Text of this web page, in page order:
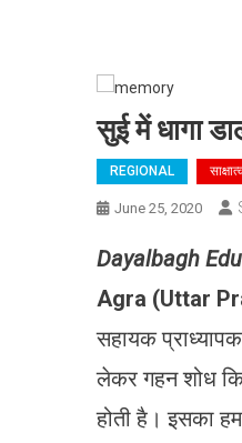
सुई में धागा
REGIONAL
June 25, 2020
Dayalbagh
Agra (Uttar
सहायक
लेकर गहन शोध
होती है। इसका